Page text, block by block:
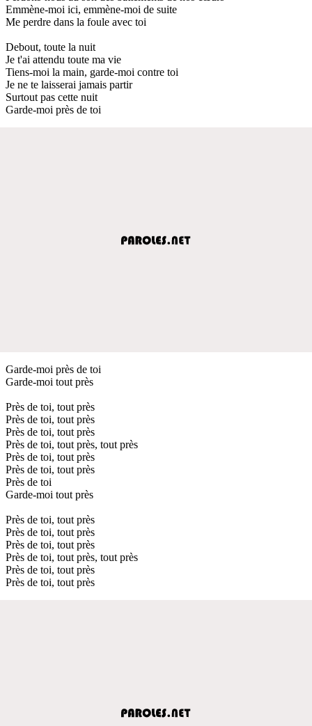
Emmène-moi ici, emmène-moi de suite
Me perdre dans la foule avec toi
Debout, toute la nuit
Je t'ai attendu toute ma vie
Tiens-moi la main, garde-moi contre toi
Je ne te laisserai jamais partir
Surtout pas cette nuit
Garde-moi près de toi
Garde-moi près de toi
Garde-moi tout près
Près de toi, tout près
Près de toi, tout près
Près de toi, tout près
Près de toi, tout près, tout près
Près de toi, tout près
Près de toi, tout près
Près de toi
Garde-moi tout près
Près de toi, tout près
Près de toi, tout près
Près de toi, tout près
Près de toi, tout près, tout près
Près de toi, tout près
Près de toi, tout près